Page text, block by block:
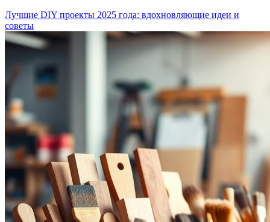
Лучшие DIY проекты 2025 года: вдохновляющие идеи и
советы